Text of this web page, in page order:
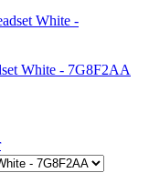
White - 7G8F2AA